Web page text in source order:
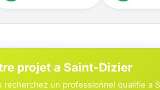
projet a Saint-Dizier
recherchez un professionnel qualifie a